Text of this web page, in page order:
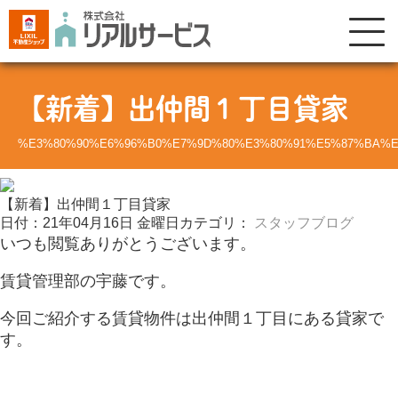
【新着】出仲間１丁目貸家
【新着】出仲間１丁目貸家
日付：21年04月16日 金曜日 カテゴリ： スタッフブログ
いつも閲覧ありがとうございます。
賃貸管理部の宇藤です。
今回ご紹介する賃貸物件は出仲間１丁目にある貸家で
す。